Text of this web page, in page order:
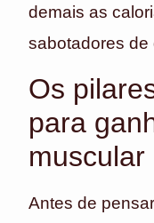
demais as
sabotadores de
Os
para
muscular
Antes de